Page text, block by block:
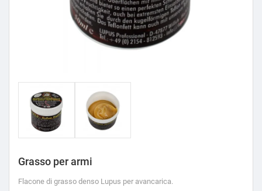
Grasso per armi
Flacone di grasso denso Lupus per avancarica.